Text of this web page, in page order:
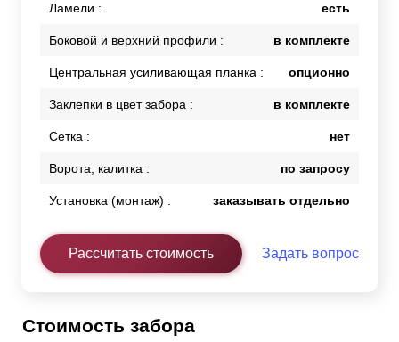
Ламели : есть
Боковой и верхний профили : в комплекте
Центральная усиливающая планка : опционно
Заклепки в цвет забора : в комплекте
Сетка : нет
Ворота, калитка : по запросу
Установка (монтаж) : заказывать отдельно
Рассчитать стоимость Задать вопрос
Стоимость забора